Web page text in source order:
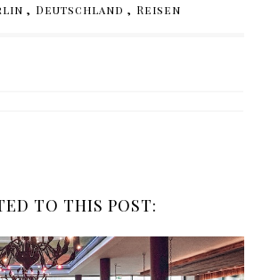
, Deutschland , Reisen
TO THIS POST: